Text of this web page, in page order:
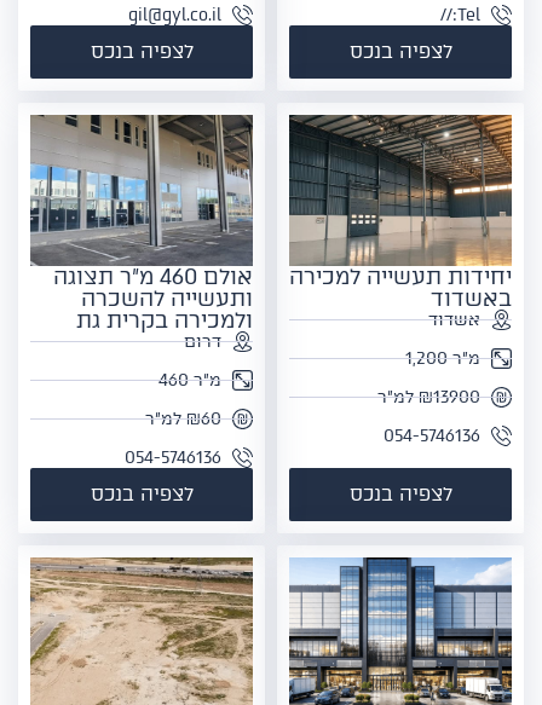
Tel://
לצפיה בנכס
gil@gyl.co.il
לצפיה בנכס
יחידות תעשייה למכירה
באשדוד
אשדוד
מ"ר 1,200
₪13900 למ"ר
054-5746136
לצפיה בנכס
אולם 460 מ"ר תצוגה
ותעשייה להשכרה
ולמכירה בקרית גת
דרום
מ"ר 460
₪60 למ"ר
054-5746136
לצפיה בנכס